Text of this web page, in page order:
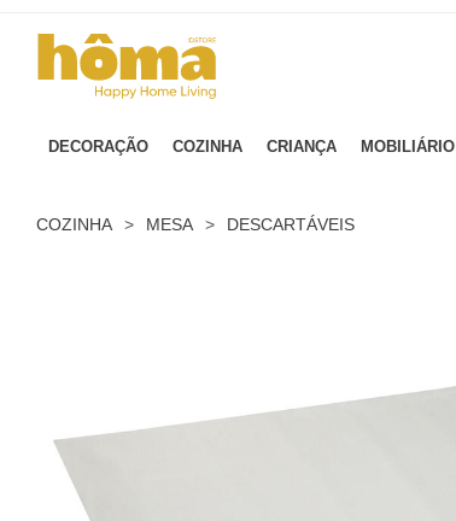
DECORAÇÃO COZINHA CRIANÇA MOBILIÁRIO
COZINHA > MESA > DESCARTÁVEIS